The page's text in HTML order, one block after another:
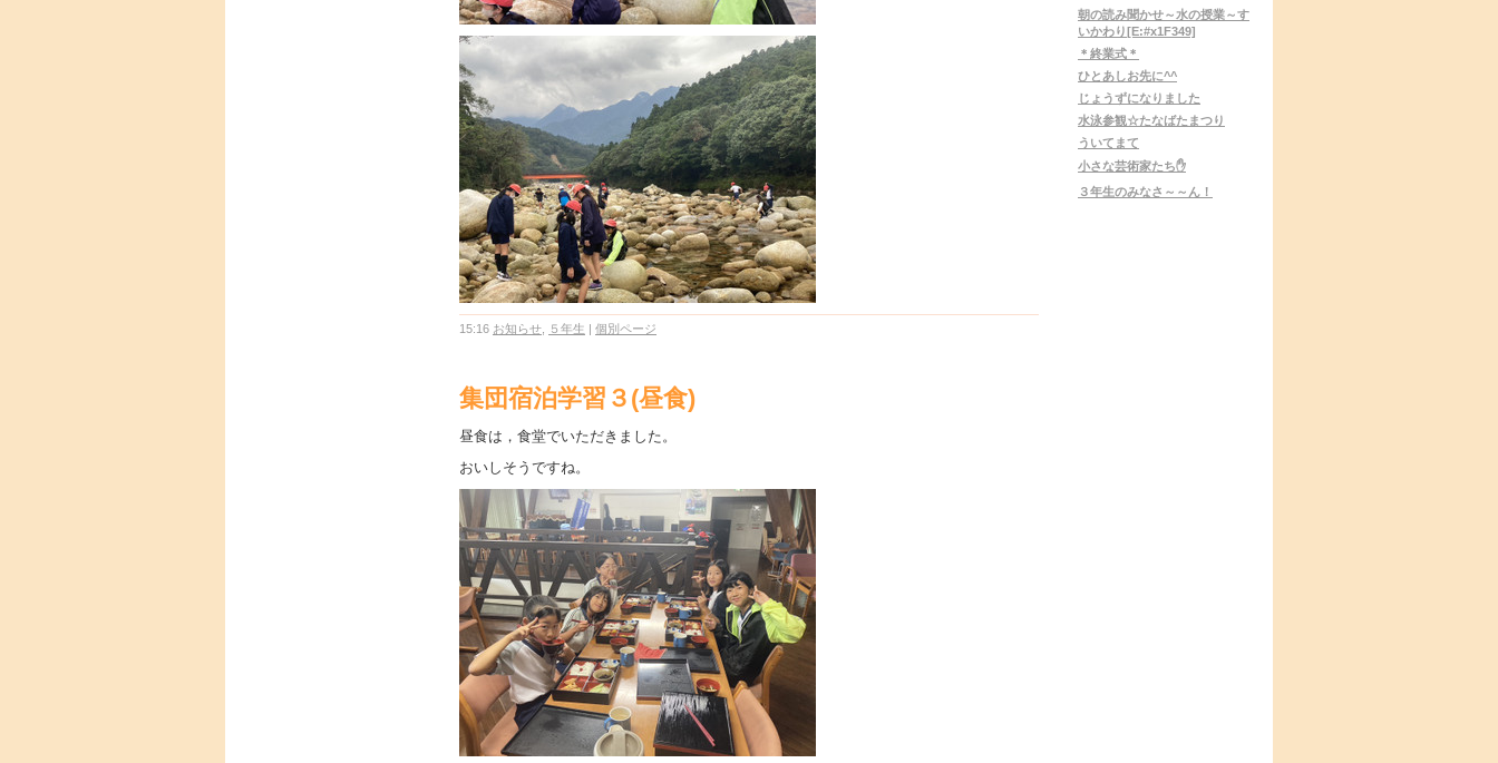
15:16 お知らせ ５年生 | 個別ページ
集団宿泊学習３(昼食)
昼食は，食堂でいただきました。
おいしそうですね。
朝の読み聞かせ～水の授業～す
いかわり[E:#x1F349]
＊終業式＊
ひとあしお先に^^
じょうずになりました
水泳参観☆たなばたまつり
ういてまて
小さな芸術家たち✋
３年生のみなさ～～ん！